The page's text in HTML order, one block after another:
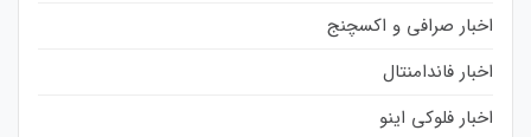
اخبار صرافی و اکسچنج
اخبار فاندامنتال
اخبار فلوکی اینو